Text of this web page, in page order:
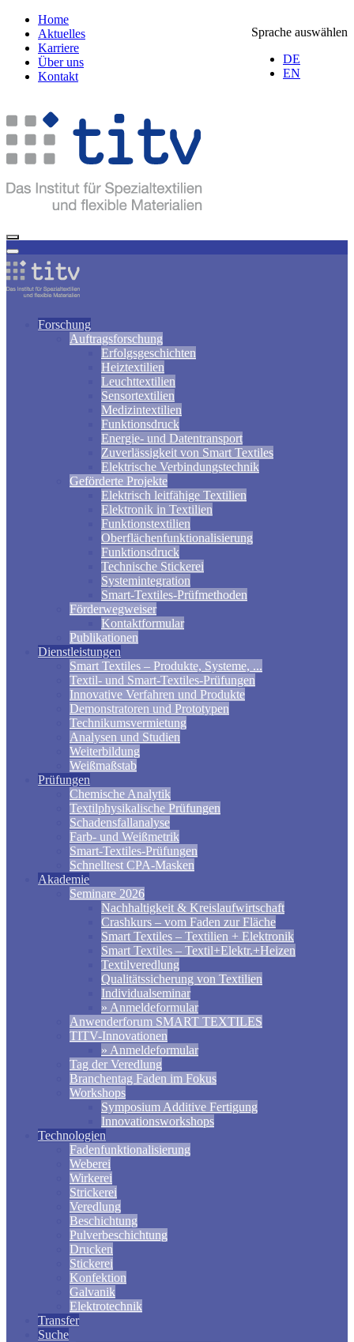
Sprache auswählen
DE
EN
Home
Aktuelles
Karriere
Über uns
Kontakt
Forschung
Auftragsforschung
Erfolgsgeschichten
Heiztextilien
Leuchttextilien
Sensortextilien
Medizintextilien
Funktionsdruck
Energie- und Datentransport
Zuverlässigkeit von Smart Textiles
Elektrische Verbindungstechnik
Geförderte Projekte
Elektrisch leitfähige Textilien
Elektronik in Textilien
Funktionstextilien
Oberflächenfunktionalisierung
Funktionsdruck
Technische Stickerei
Systemintegration
Smart-Textiles-Prüfmethoden
Förderwegweiser
Kontaktformular
Publikationen
Dienstleistungen
Smart Textiles – Produkte, Systeme, ...
Textil- und Smart-Textiles-Prüfungen
Innovative Verfahren und Produkte
Demonstratoren und Prototypen
Technikumsvermietung
Analysen und Studien
Weiterbildung
Weißmaßstab
Prüfungen
Chemische Analytik
Textilphysikalische Prüfungen
Schadensfallanalyse
Farb- und Weißmetrik
Smart-Textiles-Prüfungen
Schnelltest CPA-Masken
Akademie
Seminare 2026
Nachhaltigkeit & Kreislaufwirtschaft
Crashkurs – vom Faden zur Fläche
Smart Textiles – Textilien + Elektronik
Smart Textiles – Textil+Elektr.+Heizen
Textilveredlung
Qualitätssicherung von Textilien
Individualseminar
» Anmeldeformular
Anwenderforum SMART TEXTILES
TITV-Innovationen
» Anmeldeformular
Tag der Veredlung
Branchentag Faden im Fokus
Workshops
Symposium Additive Fertigung
Innovationsworkshops
Technologien
Fadenfunktionalisierung
Weberei
Wirkerei
Strickerei
Veredlung
Beschichtung
Pulverbeschichtung
Drucken
Stickerei
Konfektion
Galvanik
Elektrotechnik
Transfer
Suche